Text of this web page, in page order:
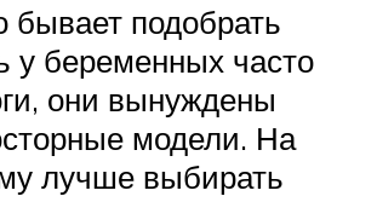
бывает подобрать
у беременных часто
они вынуждены
модели. На
лучше выбирать